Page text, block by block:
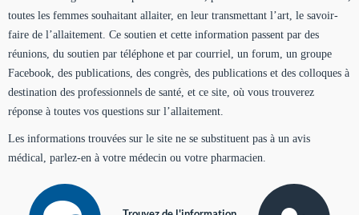
toutes les femmes souhaitant allaiter, en leur transmettant l’art, le savoir-
faire de l’allaitement. Ce soutien et cette information passent par des
réunions, du soutien par téléphone et par courriel, un forum, un groupe
Facebook, des publications, des congrès, des publications et des colloques à
destination des professionnels de santé, et ce site, où vous trouverez
réponse à toutes vos questions sur l’allaitement.
Les informations trouvées sur le site ne se substituent pas à un avis
médical, parlez-en à votre médecin ou votre pharmacien.